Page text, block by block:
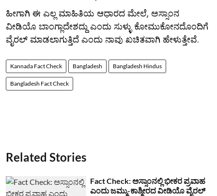
ಹೀಗಾಗಿ ಈ ಎಲ್ಲ ಮಾಹಿತಿಯ ಆಧಾರದ ಮೇಲೆ, ಅಸ್ಸಾಂನ
ವೀಡಿಯೊ ಬಾಂಗ್ಲಾದೇಶದ್ದು ಎಂದು ಸುಳ್ಳು ಕೋಮುಕೋನದೊಂದಿಗೆ
ವೈರಲ್ ಮಾಡಲಾಗುತ್ತಿದೆ ಎಂದು ನಾವು ಖಚಿತವಾಗಿ ಹೇಳುತ್ತೇವೆ.
Kannada Fact Check Bangladesh Bangladesh Hindus
Bangladesh Fact Check
Related Stories
Fact Check: ಅಸ್ಸಾಂನಲ್ಲಿ ಭೀಕರ ಪ್ರವಾಹ
ಎಂದು ಜಮ್ಮು-ಕಾಶ್ಮೀರದ ವೀಡಿಯೊ ವೈರಲ್